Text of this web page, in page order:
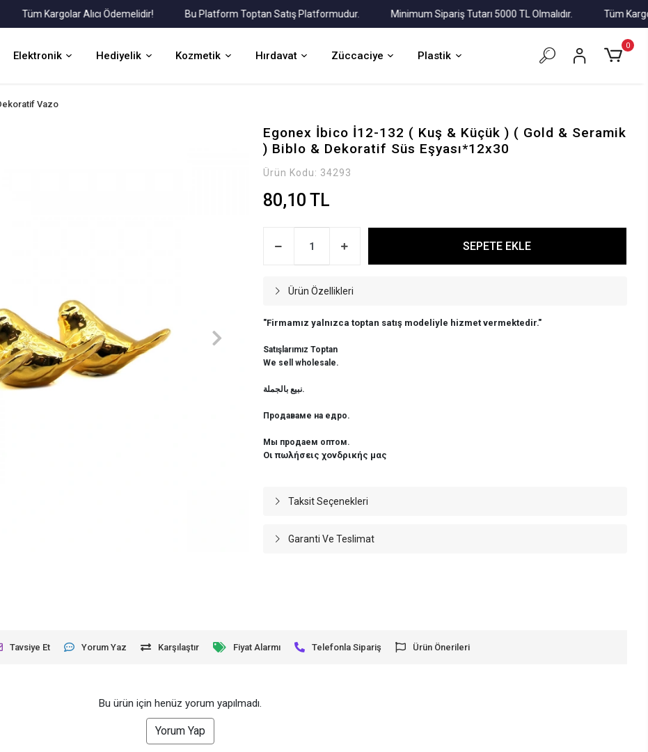
Tüm Kargolar Alıcı Ödemelidir! Bu Platform Toptan Satış Platformudur. Minimum Sipariş Tutarı 5000 TL Olmalıdır. Tüm Kargolar
Elektronik Hediyelik Kozmetik Hırdavat Züccaciye Plastik
0
Vazo
Egonex İbico İ12-132 ( Kuş & Küçük ) ( Gold & Seramik
) Biblo & Dekoratif Süs Eşyası*12x30
Ürün Kodu: 34293
80,10 TL
SEPETE EKLE
Ürün Özellikleri
"Firmamız yalnızca toptan satış modeliyle hizmet vermektedir."
Satışlarımız Toptan
We sell wholesale.
نبيع بالجملة.
Продаваме на едро.
Мы продаем оптом.
Οι πωλήσεις χονδρικής μας
Taksit Seçenekleri
Garanti Ve Teslimat
Tavsiye Et Yorum Yaz Karşılaştır Fiyat Alarmı Telefonla Sipariş Ürün Önerileri
Bu ürün için henüz yorum yapılmadı.
Yorum Yap